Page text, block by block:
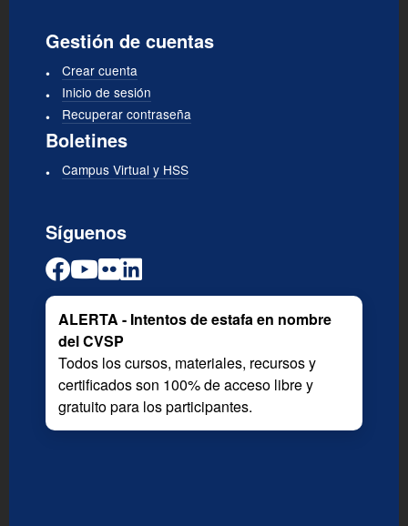
Gestión de cuentas
Crear cuenta
Inicio de sesión
Recuperar contraseña
Boletines
Campus Virtual y HSS
Síguenos
ALERTA - Intentos de estafa en nombre
del CVSP
Todos los cursos, materiales, recursos y
certificados son 100% de acceso libre y
gratuito para los participantes.